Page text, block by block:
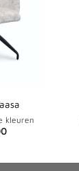
kleuren